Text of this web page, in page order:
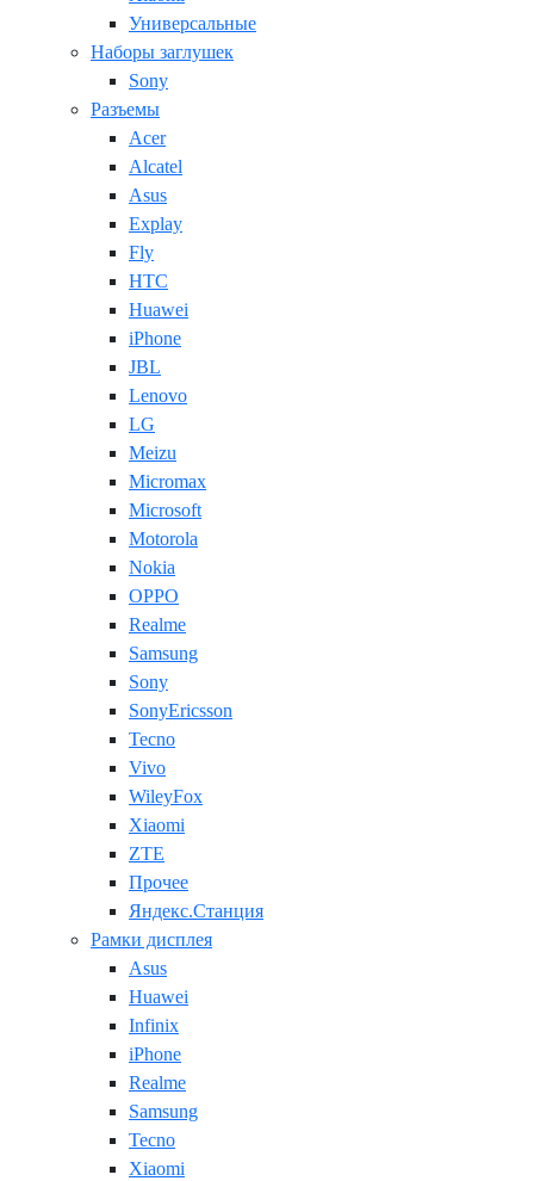
Универсальные
Наборы заглушек
Sony
Разъемы
Acer
Alcatel
Asus
Explay
Fly
HTC
Huawei
iPhone
JBL
Lenovo
LG
Meizu
Micromax
Microsoft
Motorola
Nokia
OPPO
Realme
Samsung
Sony
SonyEricsson
Tecno
Vivo
WileyFox
Xiaomi
ZTE
Прочее
Яндекс.Станция
Рамки дисплея
Asus
Huawei
Infinix
iPhone
Realme
Samsung
Tecno
Xiaomi